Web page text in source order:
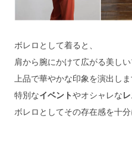
ボレロとして着ると、
肩から腕にかけて広がる美しい
上品で華やかな印象を演出しま
特別なイベントやオシャレな
ボレロとしてその存在感を十分